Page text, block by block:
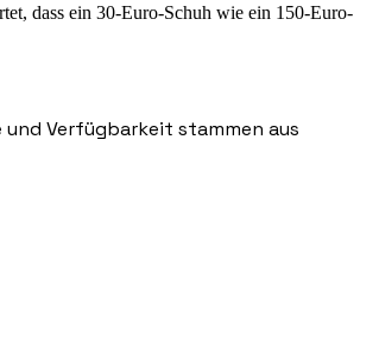
dass ein 30-Euro-Schuh wie ein 150-Euro-
Verfügbarkeit stammen aus